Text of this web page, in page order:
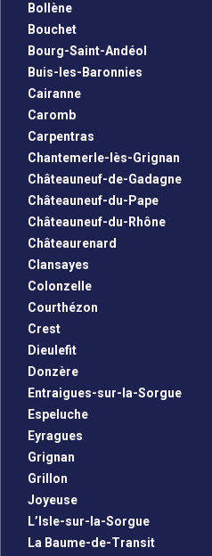
Bollène
Bouchet
Bourg-Saint-Andéol
Buis-les-Baronnies
Cairanne
Caromb
Carpentras
Chantemerle-lès-Grignan
Châteauneuf-de-Gadagne
Châteauneuf-du-Pape
Châteauneuf-du-Rhône
Châteaurenard
Clansayes
Colonzelle
Courthézon
Crest
Dieulefit
Donzère
Entraigues-sur-la-Sorgue
Espeluche
Eyragues
Grignan
Grillon
Joyeuse
L’Isle-sur-la-Sorgue
La Baume-de-Transit